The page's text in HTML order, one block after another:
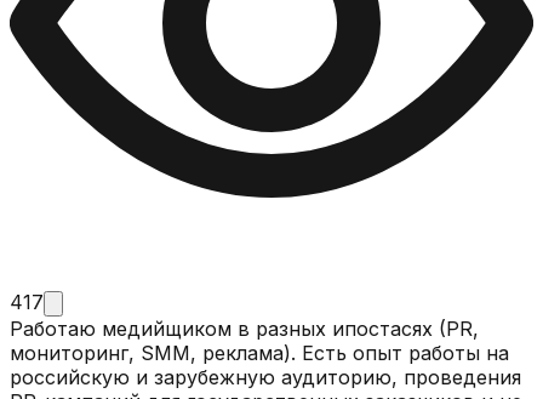
417
Работаю медийщиком в разных ипостасях (PR,
мониторинг, SMM, реклама). Есть опыт работы на
российскую и зарубежную аудиторию, проведения